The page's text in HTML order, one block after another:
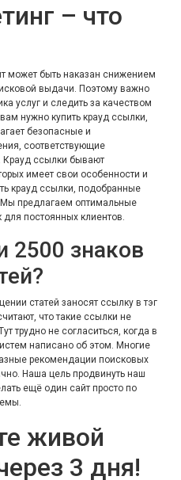
– что
может быть наказан снижением
выдачи. Поэтому важно
услуг и следить за качеством
нужно купить крауд ссылки,
безопасные и
соответствующие
Крауд ссылки бывают
имеет свои особенности и
крауд ссылки, подобранные
предлагаем оптимальные
постоянных клиентов.
2500 знаков
статей заносят ссылку в тэг
что такие ссылки не
трудно не согласиться, когда в
написано об этом. Многие
рекомендации поисковых
Наша цель продвинуть наш
ещё один сайт просто по
живой
3 дня!